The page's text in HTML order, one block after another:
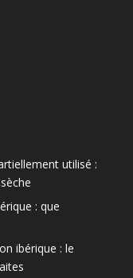
utilisé :
: que
ibérique : le